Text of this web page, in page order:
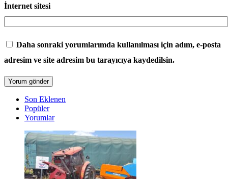
İnternet sitesi
Daha sonraki yorumlarımda kullanılması için adım, e-posta
adresim ve site adresim bu tarayıcıya kaydedilsin.
Son Eklenen
Popüler
Yorumlar